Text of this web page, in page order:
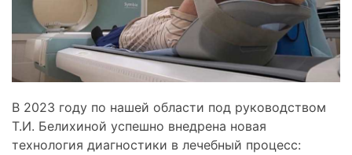
В 2023 году по нашей области под руководством
Т.И. Белихиной успешно внедрена новая
технология диагностики в лечебный процесс: